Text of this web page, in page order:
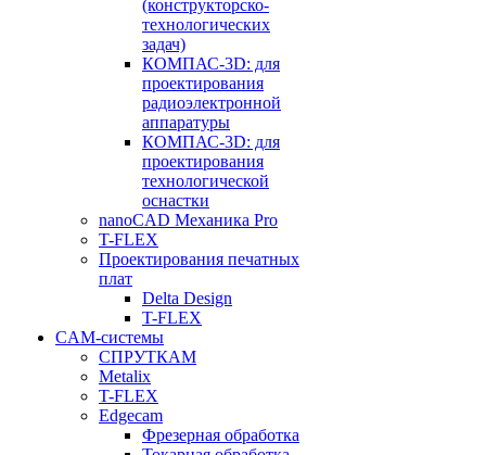
(конструкторско-
технологических
задач)
КОМПАС-3D: для
проектирования
радиоэлектронной
аппаратуры
КОМПАС-3D: для
проектирования
технологической
оснастки
nanoCAD Механика Pro
T-FLEX
Проектирования печатных
плат
Delta Design
T-FLEX
CAM-системы
СПРУТКAM
Metalix
T-FLEX
Edgecam
Фрезерная обработка